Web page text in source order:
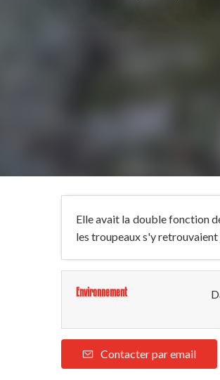
Elle avait la double fonction
les troupeaux s'y retrouvaient
Environnement
Contacter par email